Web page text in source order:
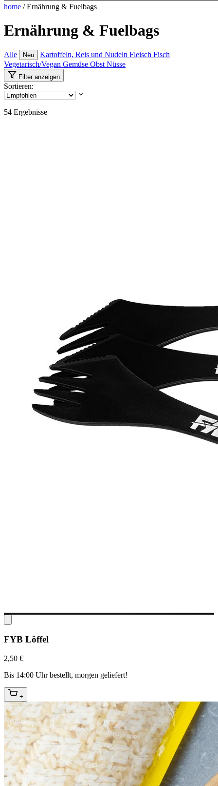
home / Ernährung & Fuelbags
Ernährung & Fuelbags
Alle Neu Kartoffeln, Reis und Nudeln Fleisch Fisch
Vegetarisch/Vegan Gemüse Obst Nüsse
Filter anzeigen
Sortieren:
54 Ergebnisse
FYB Löffel
2,50 €
Bis 14:00 Uhr bestellt, morgen geliefert!
+